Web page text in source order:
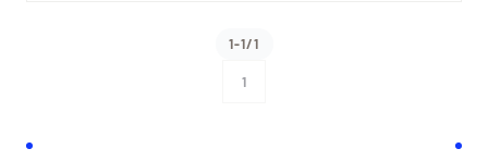
1-1/1
1